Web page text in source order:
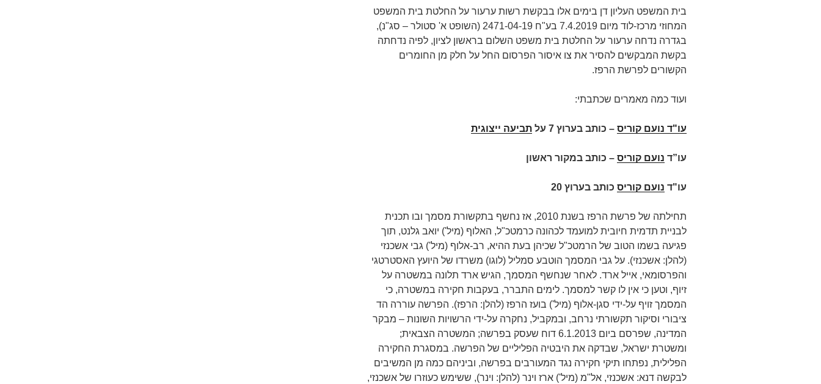
בית המשפט העליון דן בימים אלו בבקשת רשות ערעור על החלטת בית המשפט
המחוזי מרכז-לוד מיום 7.4.2019 בע"ח 2471-04-19 (השופט א' סטולר – סג"נ),
בגדרה נדחה ערעור על החלטת בית משפט השלום בראשון לציון, לפיה נדחתה
בקשת המבקשים להסיר את צו איסור הפרסום החל על חלק מן החומרים
הקשורים לפרשת הרפז.
ועוד כמה מאמרים שכתבתי:
עו"ד נועם קוריס – כותב בערוץ 7 על תביעה ייצוגית
עו”ד נועם קוריס – כותב במקור ראשון
עו"ד נועם קוריס כותב בערוץ 20
תחילתה של פרשת הרפז בשנת 2010, אז נחשף בתקשורת מסמך ובו תכנית
לבניית תדמית חיובית למועמד לכהונה כרמטכ"ל, האלוף (מיל') יואב גלנט, תוך
פגיעה בשמו הטוב של הרמטכ"ל שכיהן בעת ההיא, רב-אלוף (מיל') גבי אשכנזי
(להלן: אשכנזי). על גבי המסמך הוטבע סמליל (לוגו) משרדו של היועץ האסטרטגי
והפרסומאי, אייל ארד. לאחר שנחשף המסמך, הגיש ארד תלונה במשטרה על
זיוף, וטען כי אין לו קשר למסמך. לימים התברר, בעקבות חקירה במשטרה, כי
המסמך זויף על-ידי סגן-אלוף (מיל') בועז הרפז (להלן: הרפז). הפרשה עוררה הד
ציבורי וסיקור תקשורתי נרחב, ובמקביל, נחקרה על-ידי הרשויות השונות – מבקר
המדינה, שפרסם ביום 6.1.2013 דוח שעסק בפרשה; המשטרה הצבאית;
ומשטרת ישראל, שבדקה את היבטיה הפליליים של הפרשה. במסגרת החקירה
הפלילית, נפתחו תיקי חקירה נגד המעורבים בפרשה, וביניהם כמה מן המשיבים
לבקשה דנא: אשכנזי, אל"מ (מיל') ארז וינר (להלן: וינר), ששימש כעוזרו של אשכנזי,